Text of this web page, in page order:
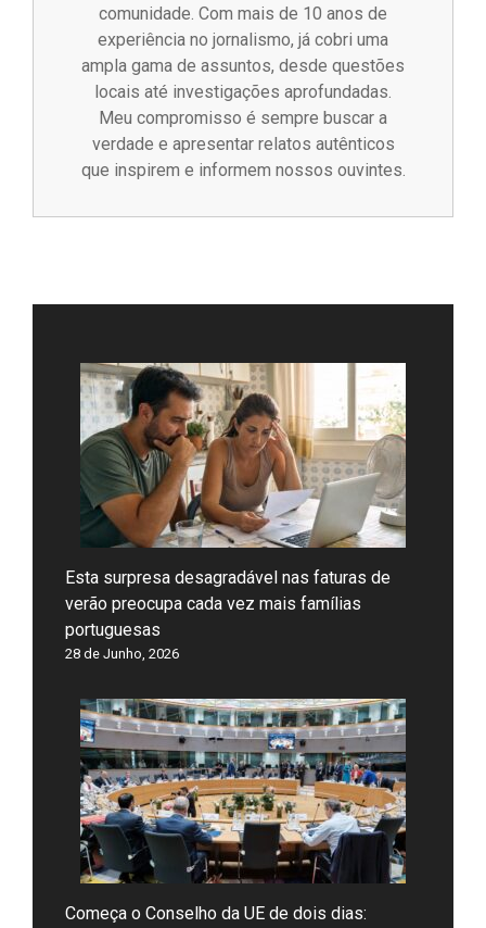
comunidade. Com mais de 10 anos de
experiência no jornalismo, já cobri uma
ampla gama de assuntos, desde questões
locais até investigações aprofundadas.
Meu compromisso é sempre buscar a
verdade e apresentar relatos autênticos
que inspirem e informem nossos ouvintes.
Esta surpresa desagradável nas faturas de
verão preocupa cada vez mais famílias
portuguesas
28 de Junho, 2026
Começa o Conselho da UE de dois dias: